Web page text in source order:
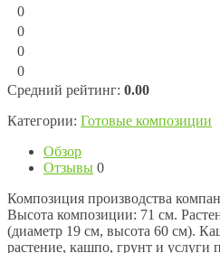
0
0
0
0
Средний рейтинг: 0.00
Категории: Готовые композиции
Обзор
Отзывы 0
Композиция производства
Высота композиции: 71 см.
(диаметр 19 см, высота 60 см).
растение, кашпо, грунт и услуги